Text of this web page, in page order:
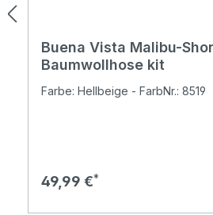
Buena Vista Malibu-
Baumwollhose kit
Farbe: Hellbeige - FarbNr.: 8519
Regulärer Preis:
49,99 €